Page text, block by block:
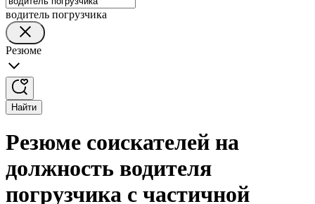
водитель погрузчика
Резюме
Найти
Резюме соискателей на
должность водителя
погрузчика с частичной